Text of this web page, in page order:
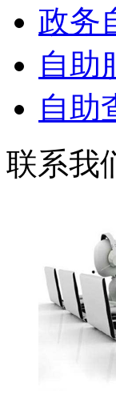
政务
自助
自助
联系我